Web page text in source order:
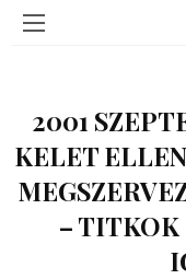
2001
KELET
– TITKOK